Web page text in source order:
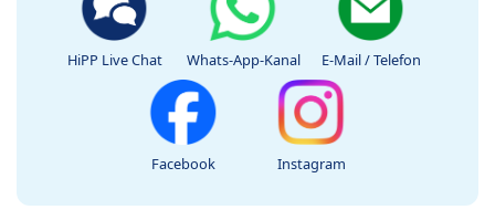
HiPP Live Chat Whats-App-Kanal E-Mail / Telefon
Facebook Instagram